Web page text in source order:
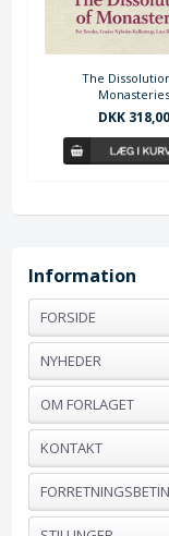
The
Monasteries
DKK 318,00
Information
FORSIDE
NYHEDER
OM FORLAGET
KONTAKT